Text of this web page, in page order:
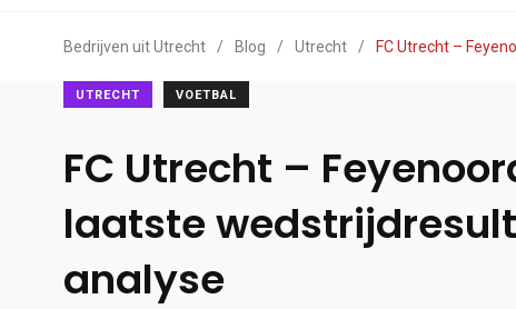
Bedrijven uit Utrecht / Blog / Utrecht / FC Utrecht –
UTRECHT VOETBAL
FC Utrecht –
laatste
analyse